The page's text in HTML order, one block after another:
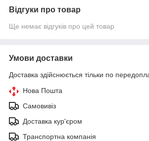
Відгуки про товар
Ще немає відгуків про цей товар
Умови доставки
Доставка здійснюється тільки по
Нова Пошта
Самовивіз
Доставка кур'єром
Транспортна компанія